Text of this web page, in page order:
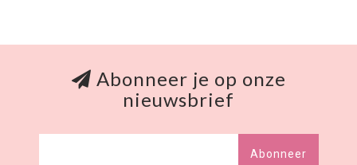
Abonneer je op onze
nieuwsbrief
Abonneer